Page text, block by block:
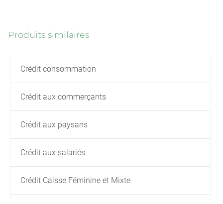
Produits similaires
Crédit consommation
Crédit aux commerçants
Crédit aux paysans
Crédit aux salariés
Crédit Caisse Féminine et Mixte